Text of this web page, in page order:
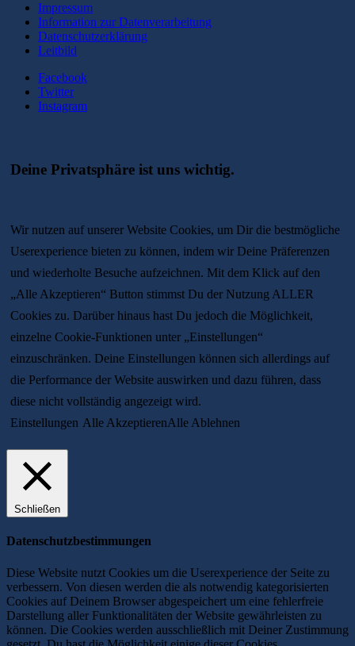
Impressum
Information zur Datenverarbeitung
Datenschutzerklärung
Leitbild
Facebook
Twitter
Instagram
Deine Privatsphäre ist uns wichtig.
Wir nutzen auf unserer Website Cookies, um Dir die bestmögliche
Userexperience bieten zu können, indem wir Deine Präferenzen
und wiederholte Besuche aufzeichnen. Mit dem Klick auf den
„Alle Akzeptieren“ Button stimmst Du der Nutzung ALLER
Cookies zu. Darüber hinaus hast Du jedoch die Möglichkeit,
einzelne Cookie-Funktionen unter „Einstellungen“
einzuschränken. Deine Einstellungen können sich allerdings auf
die Performance der Website auswirken und dazu führen, dass
diese nicht vollständig angezeigt wird.
Einstellungen Alle AkzeptierenAlle Ablehnen
Schließen
Datenschutzbestimmungen
Diese Website nutzt Cookies um die Userexperience der Seite zu
verbessern. Von diesen werden die als notwendig kategorisierten
Cookies auf Deinem Browser abgespeichert um eine fehlerfreie
Darstellung aller Funktionalitäten der Website gewährleisten zu
können. Die Cookies werden ausschließlich mit Deiner Zustimmung